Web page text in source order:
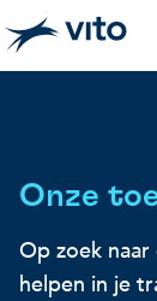
Skip to main
Onze
Op zoek
helpen in je